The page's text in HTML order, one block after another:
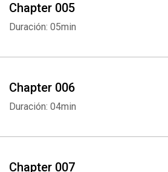
Chapter 005
Duración: 05min
Chapter 006
Duración: 04min
Chapter 007